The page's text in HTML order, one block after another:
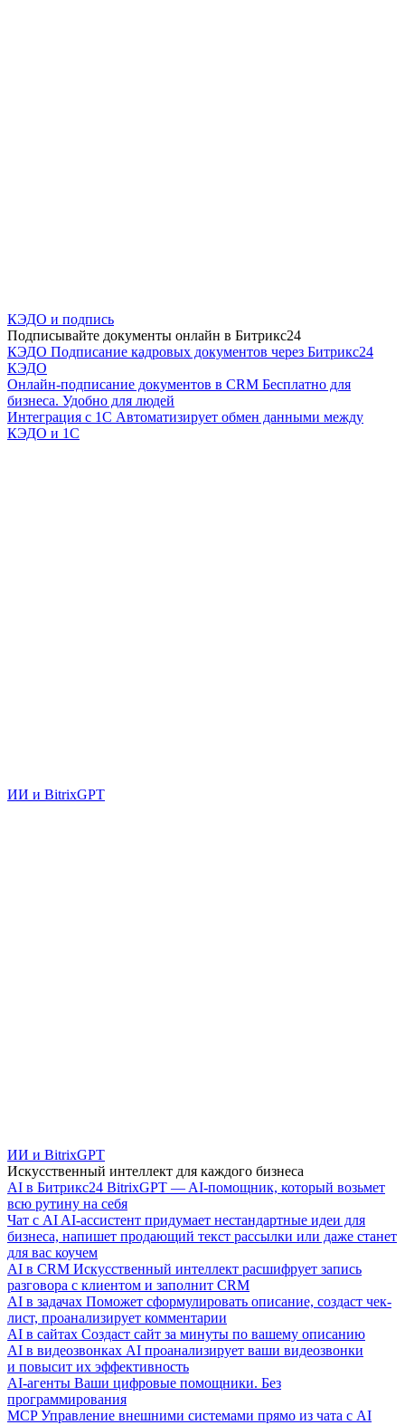
КЭДО и подпись
Подписывайте документы онлайн в Битрикс24
КЭДО Подписание кадровых документов через Битрикс24
КЭДО
Онлайн-подписание документов в CRM Бесплатно для
бизнеса. Удобно для людей
Интеграция с 1С Автоматизирует обмен данными между
КЭДО и 1С
ИИ и BitrixGPT
ИИ и BitrixGPT
Искусственный интеллект для каждого бизнеса
AI в Битрикс24 BitrixGPT — AI-помощник, который возьмет
всю рутину на себя
Чат с AI AI-ассистент придумает нестандартные идеи для
бизнеса, напишет продающий текст рассылки или даже станет
для вас коучем
AI в CRM Искусственный интеллект расшифрует запись
разговора с клиентом и заполнит CRM
AI в задачах Поможет сформулировать описание, создаст чек-
лист, проанализирует комментарии
AI в сайтах Создаст сайт за минуты по вашему описанию
AI в видеозвонках AI проанализирует ваши видеозвонки
и повысит их эффективность
AI-агенты Ваши цифровые помощники. Без
программирования
MCP Управление внешними системами прямо из чата с AI